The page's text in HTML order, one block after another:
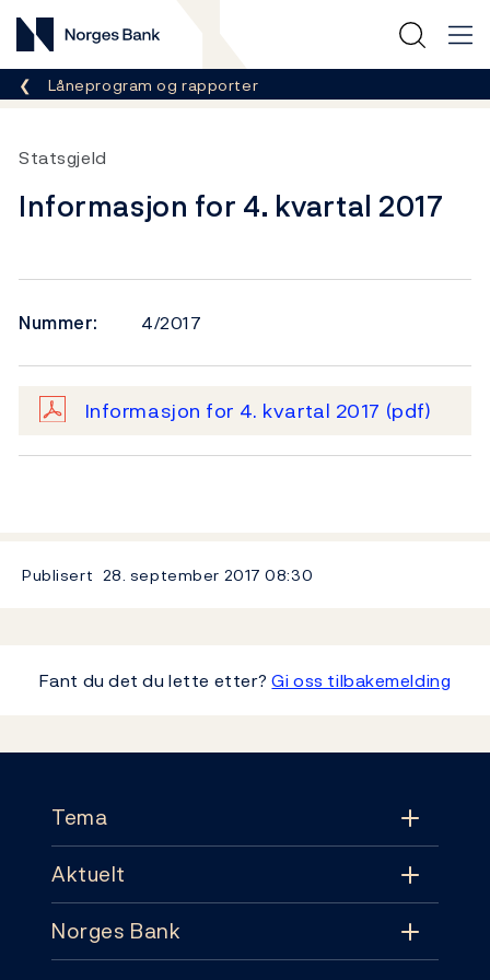
Norges Bank
Her er du nå:
Låneprogram og rapporter
Statsgjeld
Informasjon for 4. kvartal 2017
Nummer: 4/2017
Informasjon for 4. kvartal 2017 (pdf)
Publisert 28. september 201708:30
Fant du det du lette etter?Gi oss tilbakemelding
Tema
Tema
Pengepolitikk
Aktuelt
Aktuelt
Norges Bank